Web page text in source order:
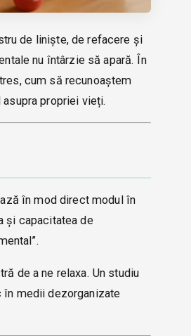
de liniște, de refacere și
nu întârzie să apară. În
cum să recunoaștem
propriei vieți.
în mod direct modul în
și capacitatea de
de a ne relaxa. Un studiu
medii dezorganizate